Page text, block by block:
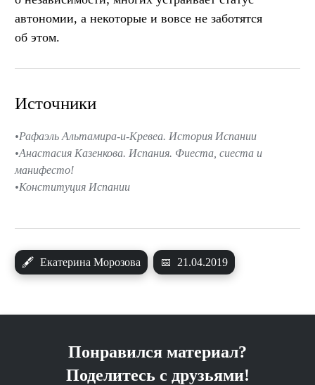
автономии, а некоторые и вовсе не заботятся
об этом.
🖋 Екатерина Морозова 📅 21.04.2019
Источники
Рафаэль Альтамира-и-Кревеа. История Испании
Анастасия Казенкова. Испания. Фиеста, сиеста и
манифесто!
Конституция Испании
Понравился материал?
Поделитесь с друзьями!